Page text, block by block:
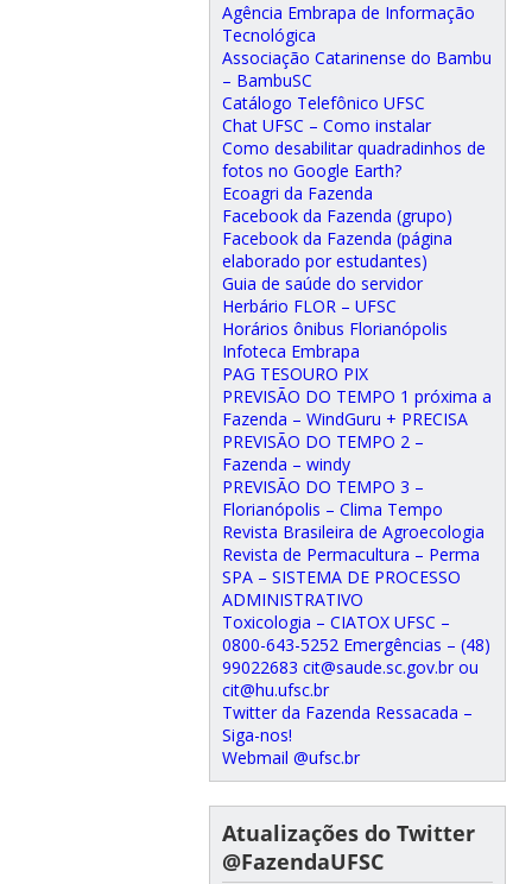
Agência Embrapa de Informação
Tecnológica
Associação Catarinense do Bambu
– BambuSC
Catálogo Telefônico UFSC
Chat UFSC – Como instalar
Como desabilitar quadradinhos de
fotos no Google Earth?
Ecoagri da Fazenda
Facebook da Fazenda (grupo)
Facebook da Fazenda (página
elaborado por estudantes)
Guia de saúde do servidor
Herbário FLOR – UFSC
Horários ônibus Florianópolis
Infoteca Embrapa
PAG TESOURO PIX
PREVISÃO DO TEMPO 1 próxima a
Fazenda – WindGuru + PRECISA
PREVISÃO DO TEMPO 2 –
Fazenda – windy
PREVISÃO DO TEMPO 3 –
Florianópolis – Clima Tempo
Revista Brasileira de Agroecologia
Revista de Permacultura – Perma
SPA – SISTEMA DE PROCESSO
ADMINISTRATIVO
Toxicologia – CIATOX UFSC –
0800-643-5252 Emergências – (48)
99022683 cit@saude.sc.gov.br ou
cit@hu.ufsc.br
Twitter da Fazenda Ressacada –
Siga-nos!
Webmail @ufsc.br
Atualizações do Twitter
@FazendaUFSC